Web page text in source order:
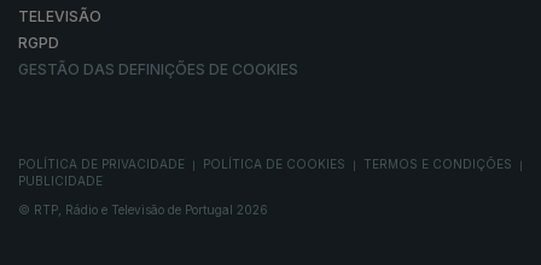
TELEVISÃO
RGPD
GESTÃO DAS DEFINIÇÕES DE COOKIES
POLÍTICA DE PRIVACIDADE POLÍTICA DE COOKIES TERMOS E CONDIÇÕES
PUBLICIDADE
© RTP, Rádio e Televisão de Portugal 2026